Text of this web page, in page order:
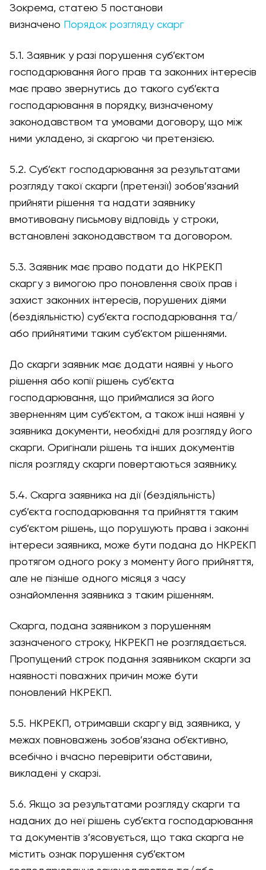
Зокрема, статею 5 постанови
визначено Порядок розгляду скарг
5.1. Заявник у разі порушення суб’єктом
господарювання його прав та законних інтересів
має право звернутись до такого суб’єкта
господарювання в порядку, визначеному
законодавством та умовами договору, що між
ними укладено, зі скаргою чи претензією.
5.2. Суб’єкт господарювання за результатами
розгляду такої скарги (претензії) зобов’язаний
прийняти рішення та надати заявнику
вмотивовану письмову відповідь у строки,
встановлені законодавством та договором.
5.3. Заявник має право подати до НКРЕКП
скаргу з вимогою про поновлення своїх прав і
захист законних інтересів, порушених діями
(бездіяльністю) суб’єкта господарювання та/
або прийнятими таким суб’єктом рішеннями.
До скарги заявник має додати наявні у нього
рішення або копії рішень суб’єкта
господарювання, що приймалися за його
зверненням цим суб’єктом, а також інші наявні у
заявника документи, необхідні для розгляду його
скарги. Оригінали рішень та інших документів
після розгляду скарги повертаються заявнику.
5.4. Скарга заявника на дії (бездіяльність)
суб’єкта господарювання та прийняття таким
суб’єктом рішень, що порушують права і законні
інтереси заявника, може бути подана до НКРЕКП
протягом одного року з моменту його прийняття,
але не пізніше одного місяця з часу
ознайомлення заявника з таким рішенням.
Скарга, подана заявником з порушенням
зазначеного строку, НКРЕКП не розглядається.
Пропущений строк подання заявником скарги за
наявності поважних причин може бути
поновлений НКРЕКП.
5.5. НКРЕКП, отримавши скаргу від заявника, у
межах повноважень зобов’язана об'єктивно,
всебічно і вчасно перевірити обставини,
викладені у скарзі.
5.6. Якщо за результатами розгляду скарги та
наданих до неї рішень суб’єкта господарювання
та документів з’ясовується, що така скарга не
містить ознак порушення суб’єктом